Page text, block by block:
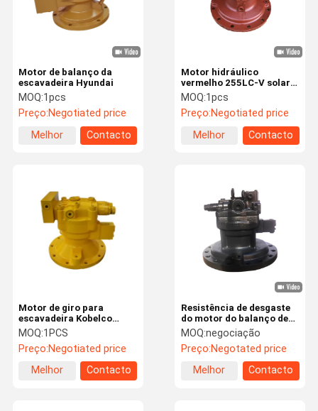
Motor de balanço da
escavadeira Hyundai
MOQ:1pcs
Preço:Negotiated price
Melhor
Contacto
Motor hidráulico
vermelho 255LC-V solar
DX255 401-00352 do
balanço das peças da
máquina escavadora
MOQ:1pcs
Preço:Negotiated price
Melhor
Contacto
Motor de giro para
escavadeira Kobelco
M2X63-16T para R130-5
DH150-7 R150-7
MOQ:1PCS
Preço:Negotiated price
Melhor
Contacto
Resistência de desgaste
do motor do balanço de
14550094 peças da
máquina escavadora de
EC240 M5X180
MOQ:negociação
Preço:Negotated price
Melhor
Contacto